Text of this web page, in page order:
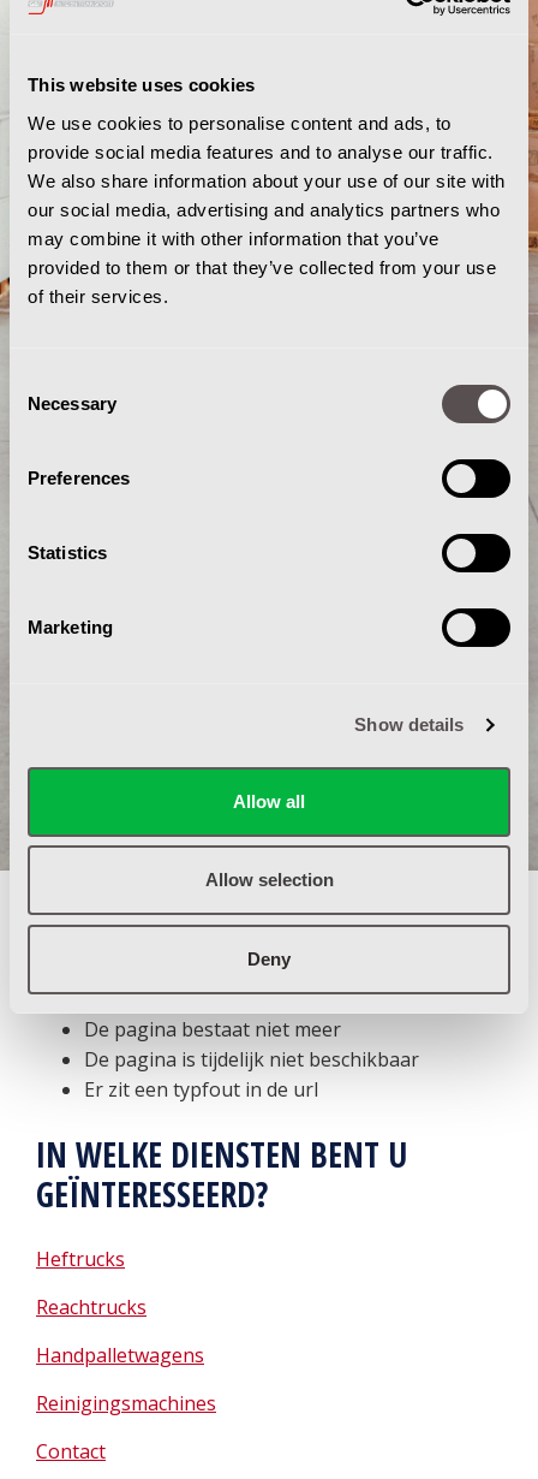
This website uses cookies
We use cookies to personalise content and ads, to
provide social media features and to analyse our traffic.
We also share information about your use of our site with
our social media, advertising and analytics partners who
may combine it with other information that you’ve
provided to them or that they’ve collected from your use
of their services.
Selection
Necessary
Preferences
Statistics
Marketing
Show details
Allow all
Allow selection
Deny
404 - PAGINA NIET GEVONDEN
De pagina waar je naar op zoek bent hebben wij
dit kan één van de volgende oorzaken hebben:
De pagina bestaat niet meer
De pagina is tijdelijk niet beschikbaar
Er zit een typfout in de url
IN WELKE DIENSTEN BENT U
GEÏNTERESSEERD?
Heftrucks
Reachtrucks
Handpalletwagens
Reinigingsmachines
Contact